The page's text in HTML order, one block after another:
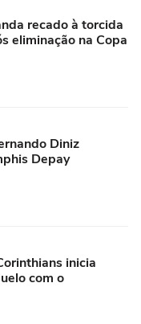
recado à torcida
eliminação na Copa
Diniz
Depay
inicia
com o